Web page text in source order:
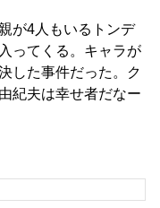
が4人もいるトンデ
ってくる。キャラが
した事件だった。ク
紀夫は幸せ者だなー